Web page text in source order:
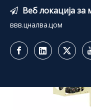
 Веб локација
ввв.цналва.цом